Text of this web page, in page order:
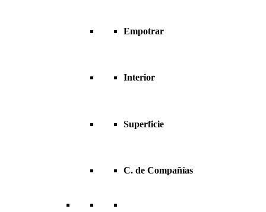
Empotrar
Interior
Superficie
C. de Compañías